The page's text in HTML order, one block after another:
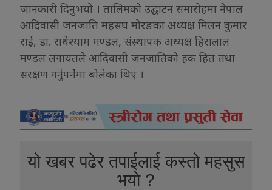
जानकारी दिनुभयो । तालिमको उद्घाटन समारोहमा नेपाल
आदिवासी जनजाति महसघ मोरङका अध्यक्ष मिलन कुमार
राई, डा. राधेश्याम मण्डल, संस्थापक अध्यक्ष हिरालाल
मण्डल लगायतले आदिवासी जनजातिको हक हित तथा
संरक्षण गर्नुपर्नेमा बोलेका थिए ।
यो खबर पढेर तपाईलाई कस्तो महसुस
भयो ?